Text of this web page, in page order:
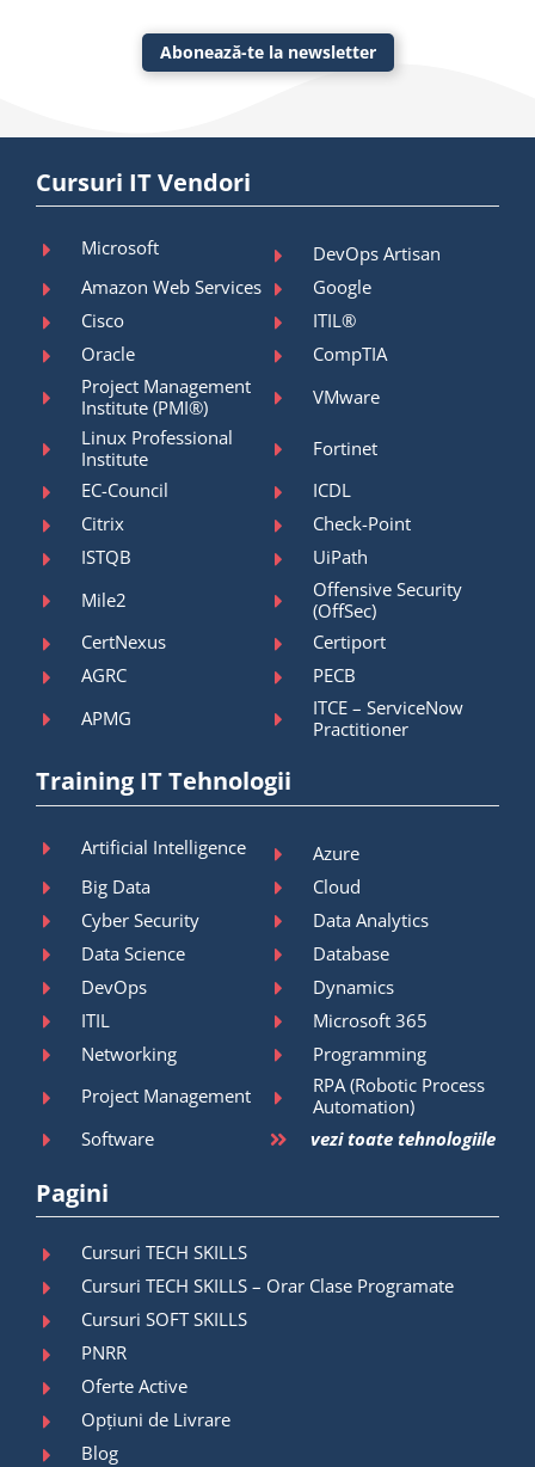
Abonează-te la newsletter
Cursuri IT Vendori
Microsoft
DevOps Artisan
Amazon Web Services
Google
Cisco
ITIL®
Oracle
CompTIA
Project Management
Institute (PMI®)
VMware
Linux Professional
Institute
Fortinet
EC-Council
ICDL
Citrix
Check-Point
ISTQB
UiPath
Mile2
Offensive Security
(OffSec)
CertNexus
Certiport
AGRC
PECB
APMG
ITCE – ServiceNow
Practitioner
Training IT Tehnologii
Artificial Intelligence
Azure
Big Data
Cloud
Cyber Security
Data Analytics
Data Science
Database
DevOps
Dynamics
ITIL
Microsoft 365
Networking
Programming
Project Management
RPA (Robotic Process
Automation)
Software
vezi toate tehnologiile
Pagini
Cursuri TECH SKILLS
Cursuri TECH SKILLS – Orar Clase Programate
Cursuri SOFT SKILLS
PNRR
Oferte Active
Opțiuni de Livrare
Blog